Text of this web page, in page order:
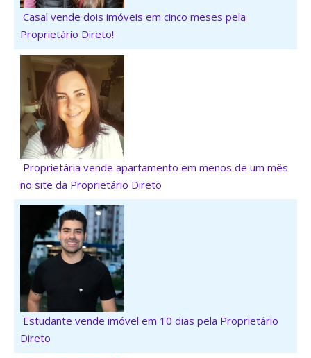
Casal vende dois imóveis em cinco meses pela
Proprietário Direto!
Proprietária vende apartamento em menos de um mês
no site da Proprietário Direto
Estudante vende imóvel em 10 dias pela Proprietário
Direto